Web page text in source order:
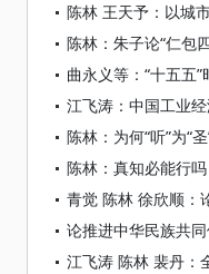
陈林 王天予：以城
陈林：朱子论“仁包